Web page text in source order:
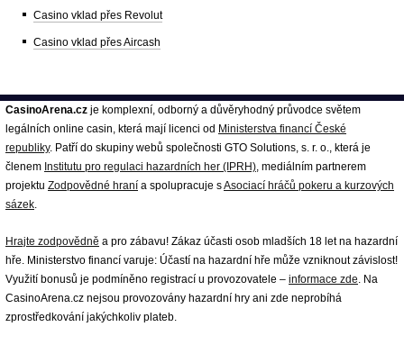
Casino vklad přes Revolut
Casino vklad přes Aircash
CasinoArena.cz je komplexní, odborný a důvěryhodný průvodce světem
legálních online casin, která mají licenci od Ministerstva financí České
republiky. Patří do skupiny webů společnosti GTO Solutions, s. r. o., která je
členem Institutu pro regulaci hazardních her (IPRH), mediálním partnerem
projektu Zodpovědné hraní a spolupracuje sAsociací hráčů pokeru a kurzových
sázek.
Hrajte zodpovědně a pro zábavu! Zákaz účasti osob mladších 18 let na hazardní
hře. Ministerstvo financí varuje: Účastí na hazardní hře může vzniknout závislost!
Využití bonusů je podmíněno registrací u provozovatele – informace zde. Na
CasinoArena.cz nejsou provozovány hazardní hry ani zde neprobíhá
zprostředkování jakýchkoliv plateb.